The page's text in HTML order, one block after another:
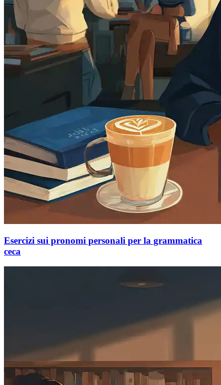
Esercizi sui pronomi personali per la grammatica
ceca